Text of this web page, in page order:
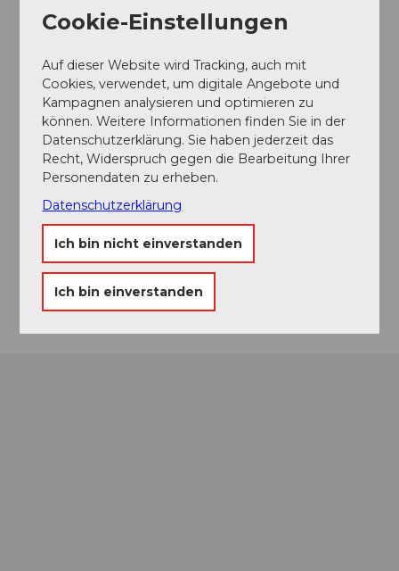
In der Nähe
Veranstaltung
Veranstaltungsort
Seedammstrasse
8808Pfäffikon
Website
Cookie-Einstellungen
Auf dieser Website wird Tracking, auch mit
Cookies, verwendet, um digitale Angebote und
Kampagnen analysieren und optimieren zu
können. Weitere Informationen finden Sie in der
Datenschutzerklärung. Sie haben jederzeit das
Recht, Widerspruch gegen die Bearbeitung Ihrer
Personendaten zu erheben.
Datenschutzerklärung
Ich bin nicht einverstanden
Ich bin einverstanden